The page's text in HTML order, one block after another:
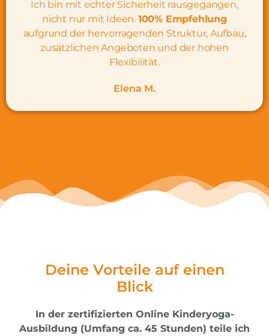
Ich bin mit echter Sicherheit rausgegangen,
nicht nur mit Ideen. 100% Empfehlung
aufgrund der hervorragenden Struktur, Aufbau,
zusätzlichen Angeboten und der hohen
Flexibilität.
Elena M.
Deine Vorteile auf einen
Blick
In der zertifizierten Online Kinderyoga-
Ausbildung (Umfang ca. 45 Stunden) teile ich